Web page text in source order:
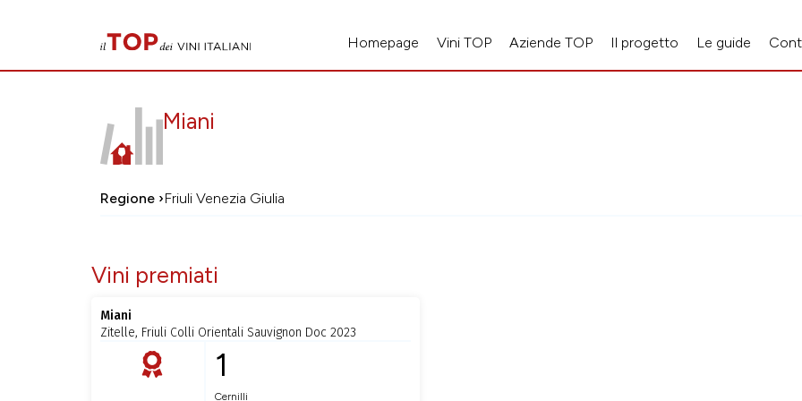
Homepage Vini TOP Aziende TOP Il progetto Le guide
Miani
Regione ›Friuli Venezia Giulia
Vini premiati
Miani
Zitelle, Friuli Colli Orientali Sauvignon Doc 2023
1
Cernilli